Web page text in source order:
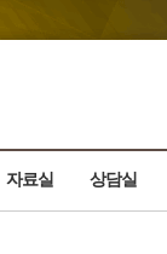
자료실 상담실